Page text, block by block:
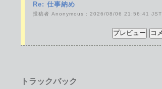
Re: 仕事納め
投稿者 Anonymous : 2026/08/06 21:56:41 JST
トラックバック